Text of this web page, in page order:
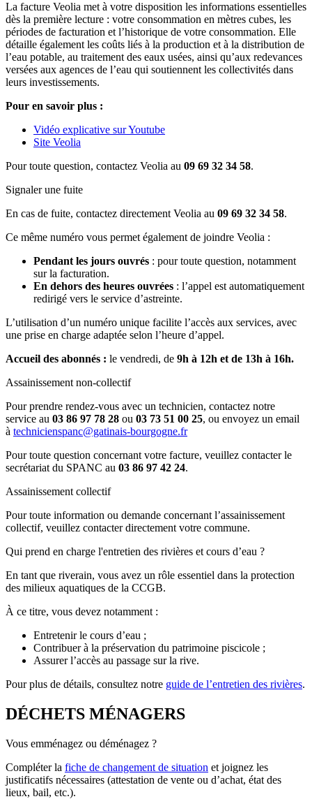
La facture Veolia met à votre disposition les informations essentielles
dès la première lecture : votre consommation en mètres cubes, les
périodes de facturation et l’historique de votre consommation. Elle
détaille également les coûts liés à la production et à la distribution de
l’eau potable, au traitement des eaux usées, ainsi qu’aux redevances
versées aux agences de l’eau qui soutiennent les collectivités dans
leurs investissements.
Pour en savoir plus :
Vidéo explicative sur Youtube
Site Veolia
Pour toute question, contactez Veolia au 09 69 32 34 58.
Signaler une fuite
En cas de fuite, contactez directement Veolia au 09 69 32 34 58.
Ce même numéro vous permet également de joindre Veolia :
Pendant les jours ouvrés : pour toute question, notamment
sur la facturation.
En dehors des heures ouvrées : l’appel est automatiquement
redirigé vers le service d’astreinte.
L’utilisation d’un numéro unique facilite l’accès aux services, avec
une prise en charge adaptée selon l’heure d’appel.
Accueil des abonnés : le vendredi, de 9h à 12h et de 13h à 16h.
Assainissement non-collectif
Pour prendre rendez-vous avec un technicien, contactez notre
service au 03 86 97 78 28 ou 03 73 51 00 25, ou envoyez un email
à technicienspanc@gatinais-bourgogne.fr
Pour toute question concernant votre facture, veuillez contacter le
secrétariat du SPANC au 03 86 97 42 24.
Assainissement collectif
Pour toute information ou demande concernant l’assainissement
collectif, veuillez contacter directement votre commune.
Qui prend en charge l'entretien des rivières et cours d’eau ?
En tant que riverain, vous avez un rôle essentiel dans la protection
des milieux aquatiques de la CCGB.
À ce titre, vous devez notamment :
Entretenir le cours d’eau ;
Contribuer à la préservation du patrimoine piscicole ;
Assurer l’accès au passage sur la rive.
Pour plus de détails, consultez notre guide de l’entretien des rivières.
DÉCHETS MÉNAGERS
Vous emménagez ou déménagez ?
Compléter la fiche de changement de situation et joignez les
justificatifs nécessaires (attestation de vente ou d’achat, état des
lieux, bail, etc.).